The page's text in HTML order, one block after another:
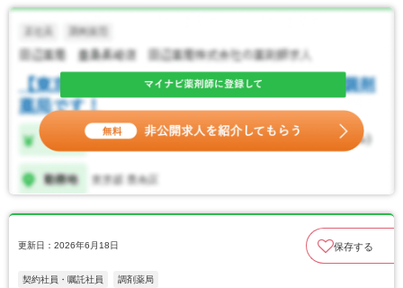
更新日：2026年6月18日 保存する
契約社員・嘱託社員 調剤薬局